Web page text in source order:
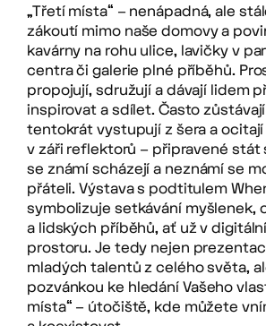
„Třetí místa“ – nenápadná, ale
zákoutí mimo naše domovy a
kavárny na rohu ulice, lavičky v
centra či galerie plné příběhů.
propojují, sdružují a dávají lidem
inspirovat a sdílet. Často
tentokrát vystupují z šera a ocitají
v záři reflektorů – připravené stát
se známí scházejí a neznámí se
přáteli. Výstava s podtitulem
symbolizuje setkávání myšlenek,
a lidských příběhů, ať už v
prostoru. Je tedy nejen
mladých talentů z celého světa,
pozvánkou ke hledání Vašeho
místa“ – útočiště, kde můžete